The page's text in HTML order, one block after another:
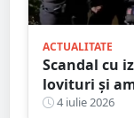
ACTUALITATE
Scandal cu
lovituri și
recuperare a
4 iulie 2026